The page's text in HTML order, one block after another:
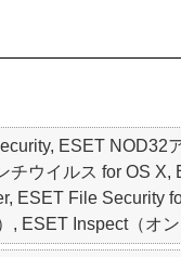
ESET NOD32
チウイルス for OS
ESET File Security
, ESET Inspect（オ